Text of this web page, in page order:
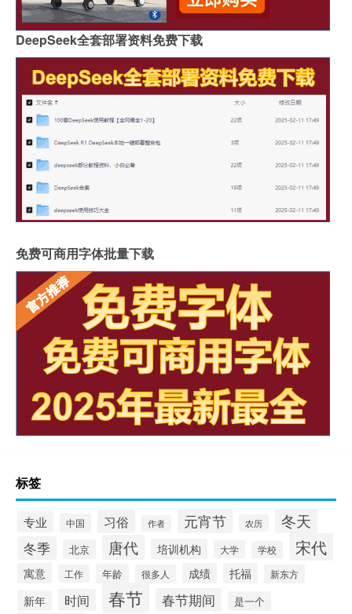
DeepSeek全套部署资料免费下载
免费可商用字体批量下载
标签
专业 中国 习俗 作者 元宵节 农历 冬天
冬季 北京 唐代 培训机构 大学 学校 宋代
寓意 工作 年龄 很多人 成绩 托福 新东方
新年 时间 春节 春节期间 是一个